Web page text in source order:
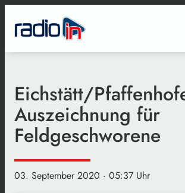
Eichstätt/
Auszeichnung für
Feldgeschworene
03. September 2020 · 05:37 Uhr